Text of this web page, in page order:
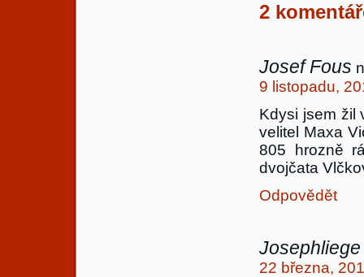
2
Josef Fous
9 listopadu,
Kdysi jsem žil
velitel Maxa
805 hrozně
dvojčata
Odpovědět
Josephliege
22 března,